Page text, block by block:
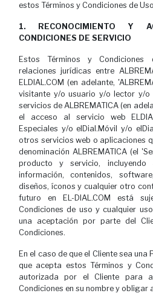
estos Términos y Condiciones de
1. RECONOCIMIENTO Y
CONDICIONES DE SERVICIO
Estos Términos y
relaciones jurídicas entre
ELDIAL.COM (en adelante,
visitante y/o usuario y/o lector y/
servicios de ALBREMATICA (en
el acceso al servicio web
Especiales y/o elDial.Móvil y/o
otros servicios web o aplicaciones
denominación ALBREMATICA (el
producto y servicio, incluyendo
información, contenidos,
diseños, íconos y cualquier otro
futuro en EL-DIAL.COM está
Condiciones de uso y cualquier
una aceptación por parte del
Condiciones.
En el caso de que el Cliente sea una
que acepta estos Términos y
autorizada por el Cliente para
Condiciones en su nombre y obligar